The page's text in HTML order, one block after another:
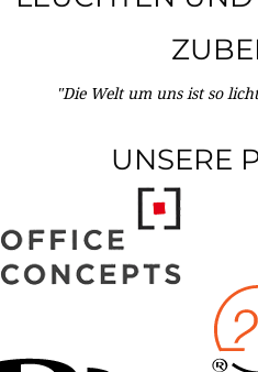
"Die Welt um uns ist so
UNSERE